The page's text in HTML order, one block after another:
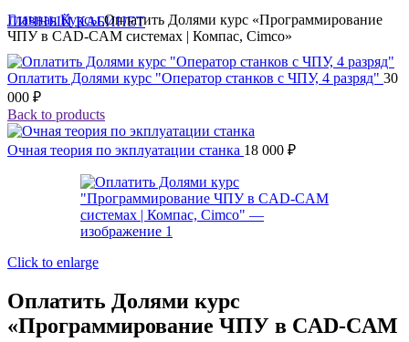
ЛИЧНЫЙ КАБИНЕТ
ГлавнаяКурсыОплатить Долями курс «Программирование
ЧПУ в CAD-CAM системах | Компас, Cimco»
Оплатить Долями курс "Оператор станков с ЧПУ, 4 разряд" 30
000 ₽
Back to products
Очная теория по экплуатации станка 18 000 ₽
Click to enlarge
Оплатить Долями курс
«Программирование ЧПУ в CAD-CAM